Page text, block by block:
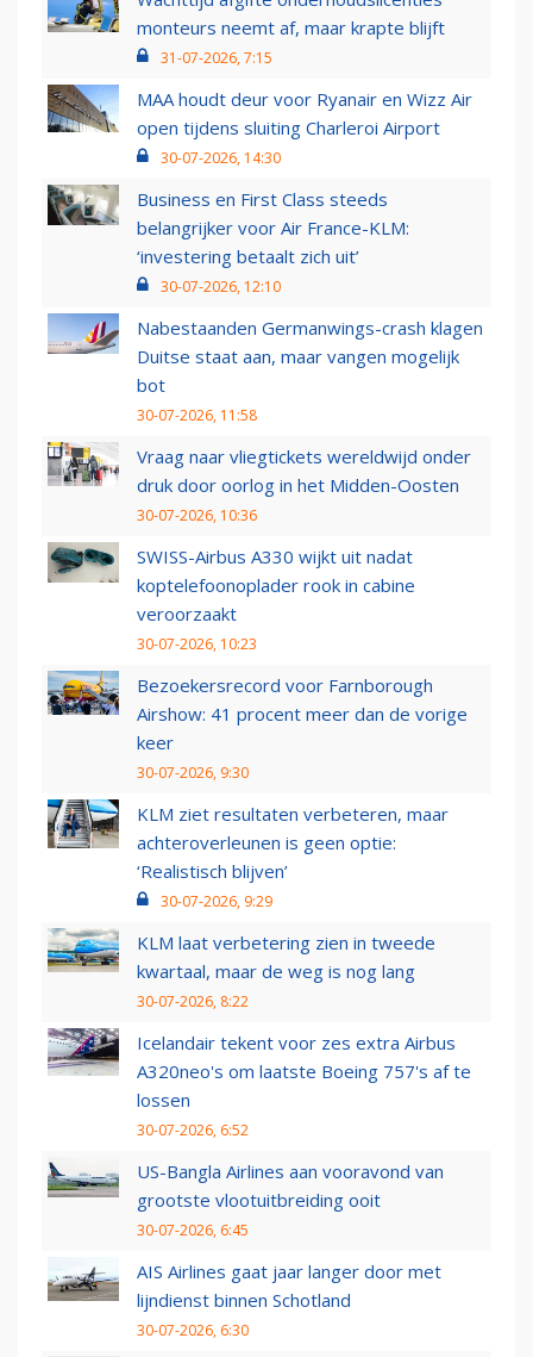
monteurs neemt af, maar krapte blijft
31-07-2026, 7:15
MAA houdt deur voor Ryanair en Wizz Air
open tijdens sluiting Charleroi Airport
30-07-2026, 14:30
Business en First Class steeds
belangrijker voor Air France-KLM:
‘investering betaalt zich uit’
30-07-2026, 12:10
Nabestaanden Germanwings-crash klagen
Duitse staat aan, maar vangen mogelijk
bot
30-07-2026, 11:58
Vraag naar vliegtickets wereldwijd onder
druk door oorlog in het Midden-Oosten
30-07-2026, 10:36
SWISS-Airbus A330 wijkt uit nadat
koptelefoonoplader rook in cabine
veroorzaakt
30-07-2026, 10:23
Bezoekersrecord voor Farnborough
Airshow: 41 procent meer dan de vorige
keer
30-07-2026, 9:30
KLM ziet resultaten verbeteren, maar
achteroverleunen is geen optie:
‘Realistisch blijven’
30-07-2026, 9:29
KLM laat verbetering zien in tweede
kwartaal, maar de weg is nog lang
30-07-2026, 8:22
Icelandair tekent voor zes extra Airbus
A320neo's om laatste Boeing 757's af te
lossen
30-07-2026, 6:52
US-Bangla Airlines aan vooravond van
grootste vlootuitbreiding ooit
30-07-2026, 6:45
AIS Airlines gaat jaar langer door met
lijndienst binnen Schotland
30-07-2026, 6:30